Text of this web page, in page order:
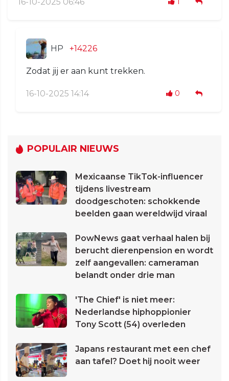
HP +14226
Zodat jij er aan kunt trekken.
16-10-2025 14:14 0
POPULAIR NIEUWS
Mexicaanse TikTok-influencer
tijdens livestream
doodgeschoten: schokkende
beelden gaan wereldwijd viraal
PowNews gaat verhaal halen bij
berucht dierenpension en wordt
zelf aangevallen: cameraman
belandt onder drie man
'The Chief' is niet meer:
Nederlandse hiphoppionier
Tony Scott (54) overleden
Japans restaurant met een chef
aan tafel? Doet hij nooit weer